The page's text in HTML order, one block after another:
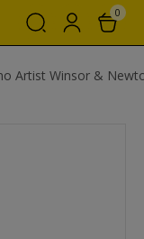
0
Artist Winsor &